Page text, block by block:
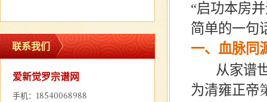
联系我们
爱新觉罗宗谱网
手机：18540068988
“启功本房
简单的一句
一、血脉同
从家谱世
为清雍正帝